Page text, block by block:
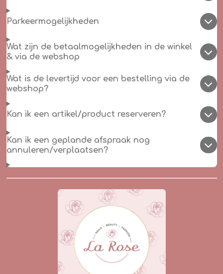
Parkeermogelijkheden
Wat zijn de betaalmogelijkheden in de winkel
& via de webshop
Wat is de levertijd voor een bestelling via de
webshop?
Kan ik een artikel/product reserveren?
Kan ik een geplande afspraak nog
annuleren/verplaatsen?